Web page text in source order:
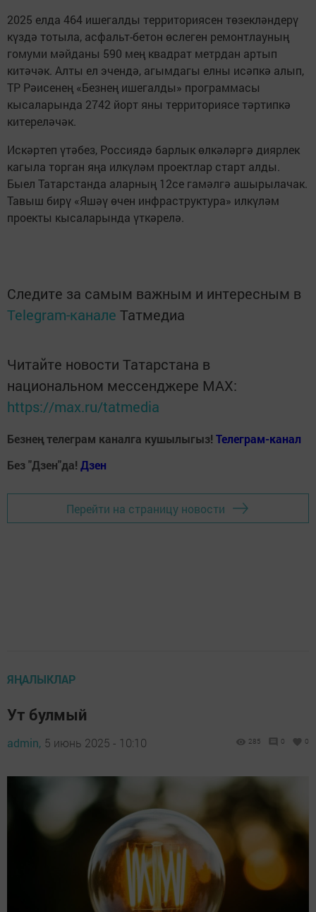
2025 елда 464 ишегалды территориясен төзекләндерү
күздә тотыла, асфальт-бетон өслеген ремонтлауның
гомуми мәйданы 590 мең квадрат метрдан артып
китәчәк. Алты ел эчендә, агымдагы елны исәпкә алып,
ТР Рәисенең «Безнең ишегалды» программасы
кысаларында 2742 йорт яны территориясе тәртипкә
китереләчәк.
Искәртеп үтәбез, Россиядә барлык өлкәләргә диярлек
кагыла торган яңа илкүләм проектлар старт алды.
Быел Татарстанда аларның 12се гамәлгә ашырылачак.
Тавыш бирү «Яшәү өчен инфраструктура» илкүләм
проекты кысаларында үткәрелә.
Следите за самым важным и интересным в
Telegram-канале Татмедиа
Читайте новости Татарстана в
национальном мессенджере MАХ:
https://max.ru/tatmedia
Безнең телеграм каналга кушылыгыз! Телеграм-канал
Без "Дзен"да! Дзен
Перейти на страницу новости
ЯҢАЛЫКЛАР
Ут булмый
admin, 5 июнь 2025 - 10:10 285 0 0